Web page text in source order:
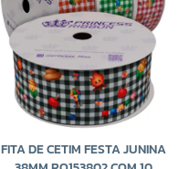
FITA DE CETIM FESTA JUNINA